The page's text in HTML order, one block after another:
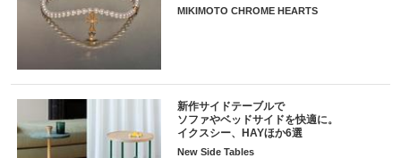
MIKIMOTO CHROME HEARTS
新作サイドテーブルで
ソファやベッドサイドを快適に。
イクスシー、HAYほか6選
New Side Tables